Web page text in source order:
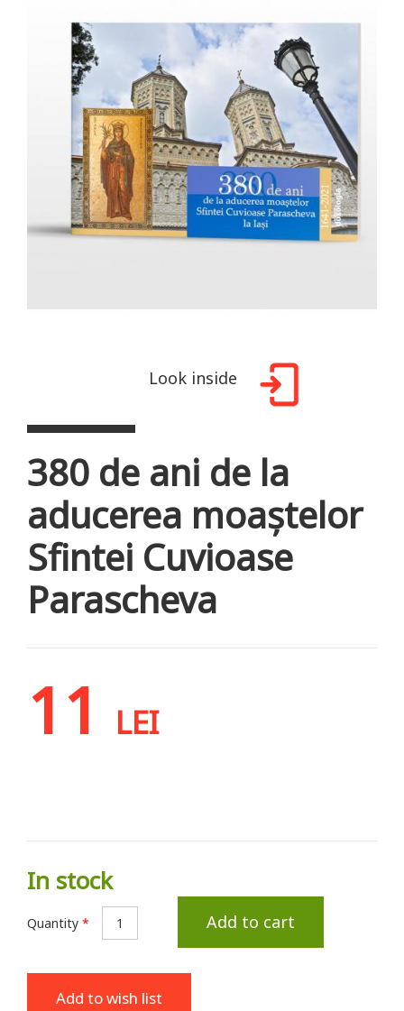
Look inside
380 de ani de la
aducerea moaștelor
Sfintei Cuvioase
Parascheva
11 LEI
In stock
Quantity * Add to cart
Add to wish list